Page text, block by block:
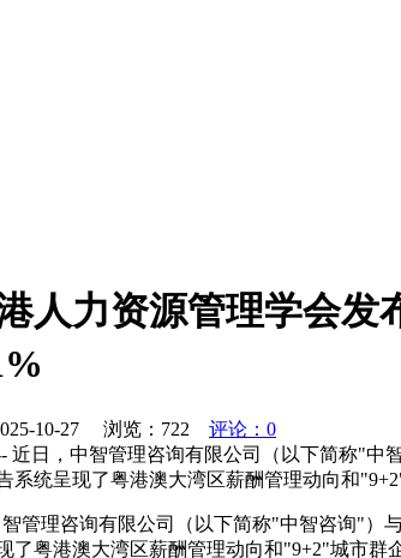
人力资源管理学会发
10-27 浏览： 722
评论：0
近日，中智管理咨询有限公司（以下简称"
系统呈现了粤港澳大湾区薪酬管理动向和
管理咨询有限公司（以下简称"中智咨询"）
了粤港澳大湾区薪酬管理动向和"9+2"城市群